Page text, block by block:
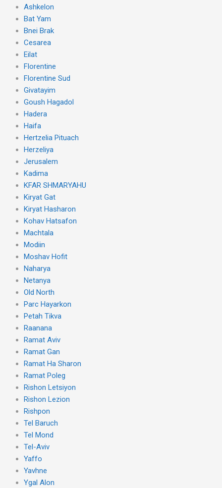
Ashkelon
Bat Yam
Bnei Brak
Cesarea
Eilat
Florentine
Florentine Sud
Givatayim
Goush Hagadol
Hadera
Haifa
Hertzelia Pituach
Herzeliya
Jerusalem
Kadima
KFAR SHMARYAHU
Kiryat Gat
Kiryat Hasharon
Kohav Hatsafon
Machtala
Modiin
Moshav Hofit
Naharya
Netanya
Old North
Parc Hayarkon
Petah Tikva
Raanana
Ramat Aviv
Ramat Gan
Ramat Ha Sharon
Ramat Poleg
Rishon Letsiyon
Rishon Lezion
Rishpon
Tel Baruch
Tel Mond
Tel-Aviv
Yaffo
Yavhne
Ygal Alon